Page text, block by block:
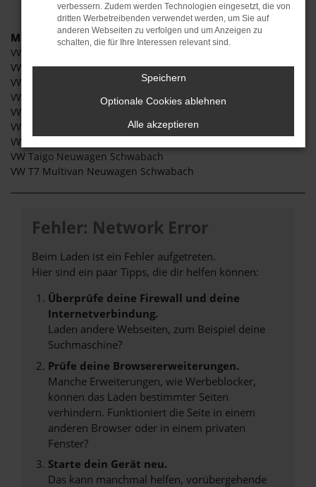
Modelle
VW Caddy Neuwagen Schwabach
VW Golf Neuwagen Schwabach
VW Passat Neuwagen Schwabach
VW Polo Neuwagen Schwabach
VW T-Roc Neuwagen Schwabach
VW Touareg Neuwagen Schwabach
VW ID.4 Neuwagen Schwabach
VW Taigo Neuwagen Schwabach
VW T7 Multivan Neuwagen Schwabach
Fehler: Network Error
Beim Laden ist ein Fehler aufgetreten.
Hier sind ein paar Tipps, die dir helfen können:
Überprüfe deine Firewall und deine
Internetverbindung.
Laden andere Webseiten, zum Beispiel deine
Suchmaschine?
Prüfe deine Browsererweiterungen.
Manche Erweiterungen, wie Werbeblocker,
können das Laden bestimmter Seiten
verhindern. Funktioniert die Seite in einem
anderen Browser oder in einem privaten
Fenster?
Starte dein Gerät neu.
Das kann manchmal helfen, vorübergehende
verbessern. Zudem werden Technologien eingesetzt, die von
dritten Werbetreibenden verwendet werden, um Sie auf
anderen Webseiten zu verfolgen und um Anzeigen zu
schalten, die für Ihre Interessen relevant sind.
Speichern
Optionale Cookies ablehnen
Alle akzeptieren